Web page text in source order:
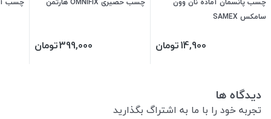
سامکس SAMEX
14,900تومان 399,000تومان
دیدگاه ها
تجربه خود را با ما به اشتراگ بگذارید